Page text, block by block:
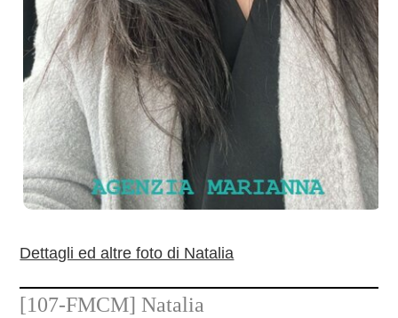
Dettagli ed altre foto di Natalia
[107-FMCM]Natalia